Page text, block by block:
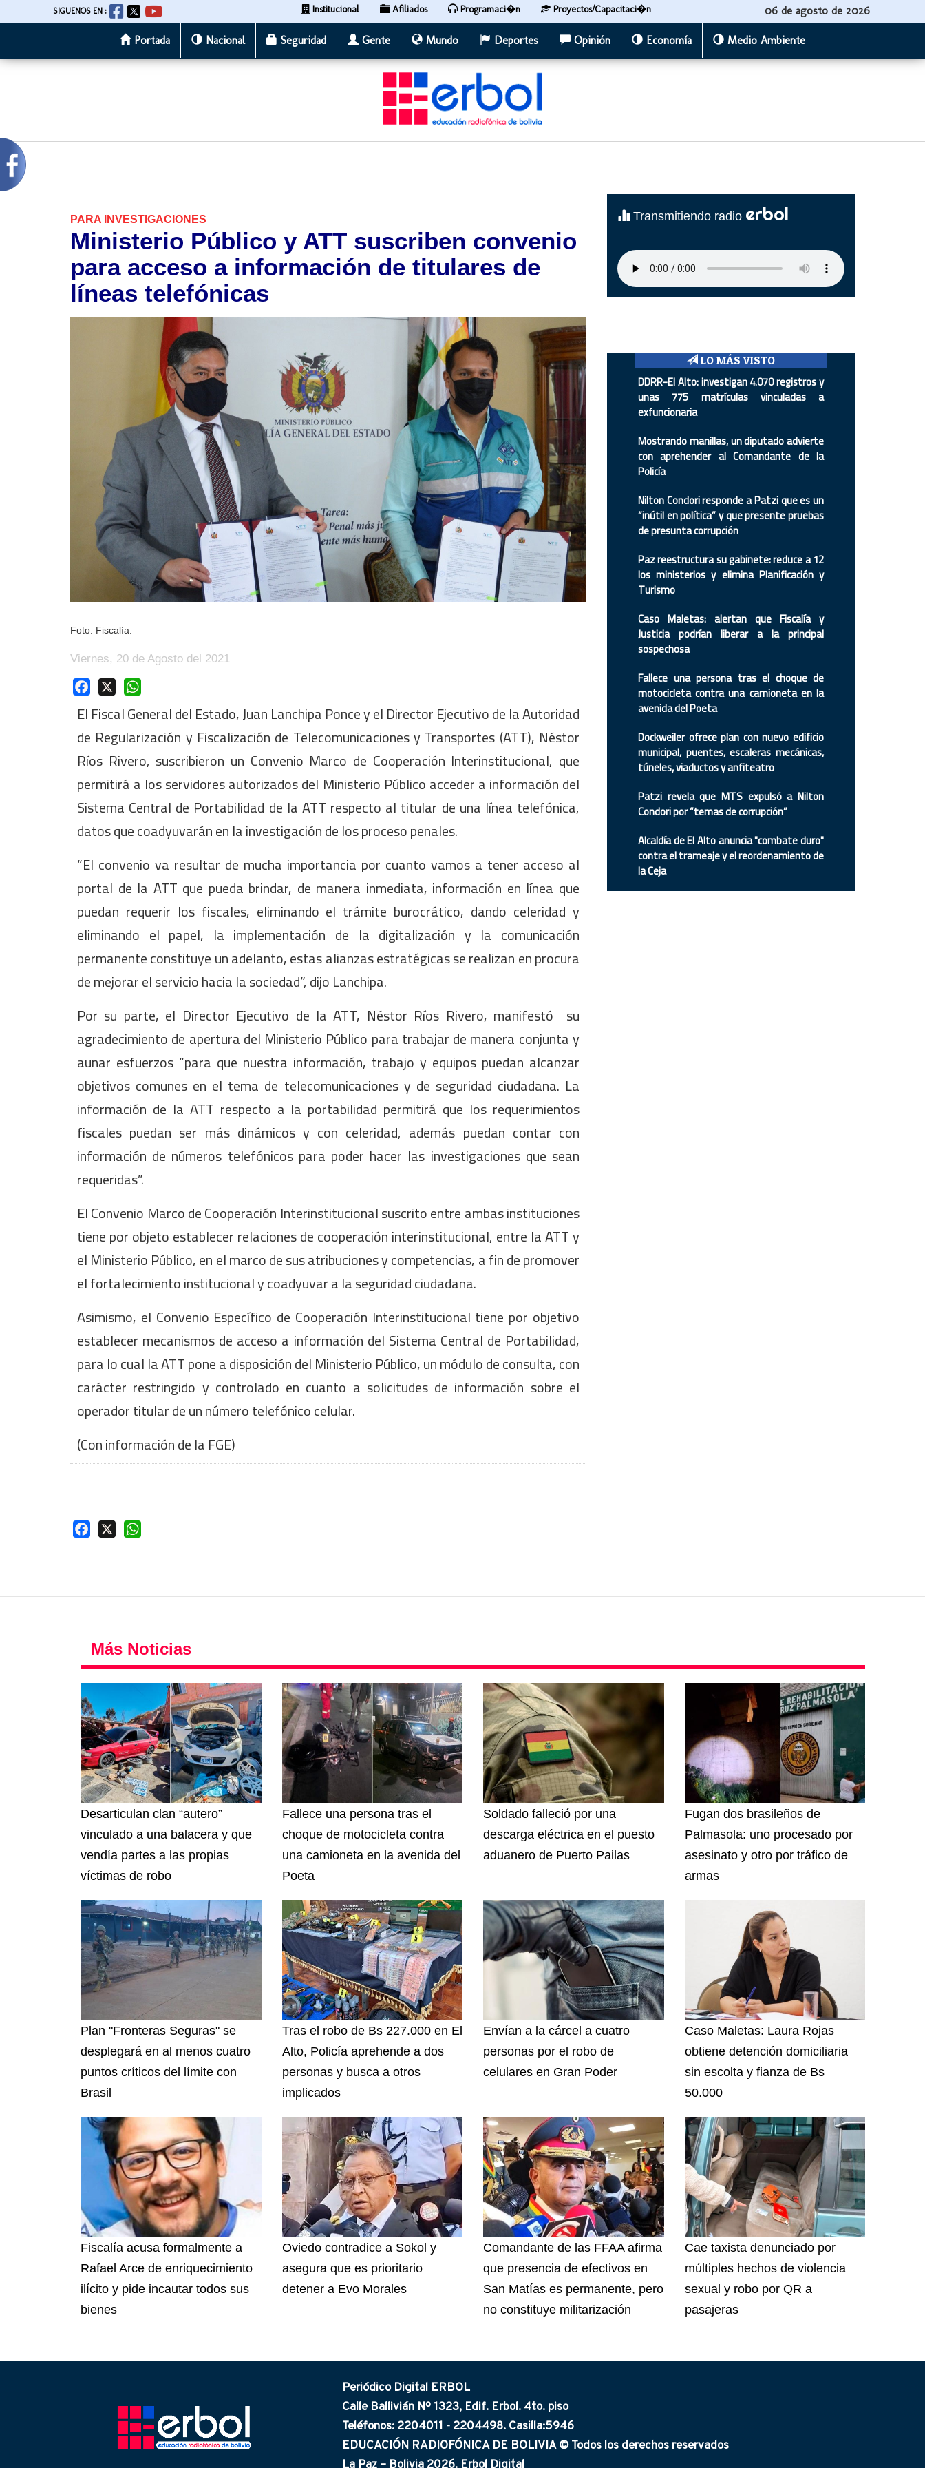
al
SIGUENOS EN : Institucional Afiliados Programaci�n Proyectos/Capacitaci�n 06 de agosto de 2026
Portada Nacional Seguridad Gente Mundo Deportes Opinión Economía Medio Ambiente
PARA INVESTIGACIONES
Ministerio Público y ATT suscriben convenio
para acceso a información de titulares de
líneas telefónicas
Foto: Fiscalía.
Viernes, 20 de Agosto del 2021
Facebook
El Fiscal General del Estado, Juan Lanchipa Ponce y el Director Ejecutivo de la Autoridad
de Regularización y Fiscalización de Telecomunicaciones y Transportes (ATT), Néstor
Ríos Rivero, suscribieron un Convenio Marco de Cooperación Interinstitucional, que
permitirá a los servidores autorizados del Ministerio Público acceder a información del
Sistema Central de Portabilidad de la ATT respecto al titular de una línea telefónica,
datos que coadyuvarán en la investigación de los proceso penales.
“El convenio va resultar de mucha importancia por cuanto vamos a tener acceso al
portal de la ATT que pueda brindar, de manera inmediata, información en línea que
puedan requerir los fiscales, eliminando el trámite burocrático, dando celeridad y
eliminando el papel, la implementación de la digitalización y la comunicación
permanente constituye un adelanto, estas alianzas estratégicas se realizan en procura
de mejorar el servicio hacia la sociedad”, dijo Lanchipa.
Por su parte, el Director Ejecutivo de la ATT, Néstor Ríos Rivero, manifestó su
agradecimiento de apertura del Ministerio Público para trabajar de manera conjunta y
aunar esfuerzos “para que nuestra información, trabajo y equipos puedan alcanzar
objetivos comunes en el tema de telecomunicaciones y de seguridad ciudadana. La
información de la ATT respecto a la portabilidad permitirá que los requerimientos
fiscales puedan ser más dinámicos y con celeridad, además puedan contar con
información de números telefónicos para poder hacer las investigaciones que sean
requeridas”.
El Convenio Marco de Cooperación Interinstitucional suscrito entre ambas instituciones
tiene por objeto establecer relaciones de cooperación interinstitucional, entre la ATT y
el Ministerio Público, en el marco de sus atribuciones y competencias, a fin de promover
el fortalecimiento institucional y coadyuvar a la seguridad ciudadana.
Asimismo, el Convenio Específico de Cooperación Interinstitucional tiene por objetivo
establecer mecanismos de acceso a información del Sistema Central de Portabilidad,
para lo cual la ATT pone a disposición del Ministerio Público, un módulo de consulta, con
carácter restringido y controlado en cuanto a solicitudes de información sobre el
operador titular de un número telefónico celular.
(Con información de la FGE)
Facebook
Transmitiendo radio erbol
LO MÁS VISTO
DDRR-El Alto: investigan 4.070 registros y
unas 775 matrículas vinculadas a
exfuncionaria
Mostrando manillas, un diputado advierte
con aprehender al Comandante de la
Policía
Nilton Condori responde a Patzi que es un
“inútil en política” y que presente pruebas
de presunta corrupción
Paz reestructura su gabinete: reduce a 12
los ministerios y elimina Planificación y
Turismo
Caso Maletas: alertan que Fiscalía y
Justicia podrían liberar a la principal
sospechosa
Fallece una persona tras el choque de
motocicleta contra una camioneta en la
avenida del Poeta
Dockweiler ofrece plan con nuevo edificio
municipal, puentes, escaleras mecánicas,
túneles, viaductos y anfiteatro
Patzi revela que MTS expulsó a Nilton
Condori por “temas de corrupción”
Alcaldía de El Alto anuncia "combate duro"
contra el trameaje y el reordenamiento de
la Ceja
Más Noticias
Desarticulan clan “autero”
vinculado a una balacera y que
vendía partes a las propias
víctimas de robo
Fallece una persona tras el
choque de motocicleta contra
una camioneta en la avenida del
Poeta
Soldado falleció por una
descarga eléctrica en el puesto
aduanero de Puerto Pailas
Fugan dos brasileños de
Palmasola: uno procesado por
asesinato y otro por tráfico de
armas
Plan "Fronteras Seguras" se
desplegará en al menos cuatro
puntos críticos del límite con
Brasil
Tras el robo de Bs 227.000 en El
Alto, Policía aprehende a dos
personas y busca a otros
implicados
Envían a la cárcel a cuatro
personas por el robo de
celulares en Gran Poder
Caso Maletas: Laura Rojas
obtiene detención domiciliaria
sin escolta y fianza de Bs
50.000
Fiscalía acusa formalmente a
Rafael Arce de enriquecimiento
ilícito y pide incautar todos sus
bienes
Oviedo contradice a Sokol y
asegura que es prioritario
detener a Evo Morales
Comandante de las FFAA afirma
que presencia de efectivos en
San Matías es permanente, pero
no constituye militarización
Cae taxista denunciado por
múltiples hechos de violencia
sexual y robo por QR a
pasajeras
Periódico Digital ERBOL
Calle Ballivián Nº 1323, Edif. Erbol. 4to. piso
Teléfonos: 2204011 - 2204498. Casilla:5946
EDUCACIÓN RADIOFÓNICA DE BOLIVIA © Todos los derechos reservados
La Paz – Bolivia 2026. Erbol Digital